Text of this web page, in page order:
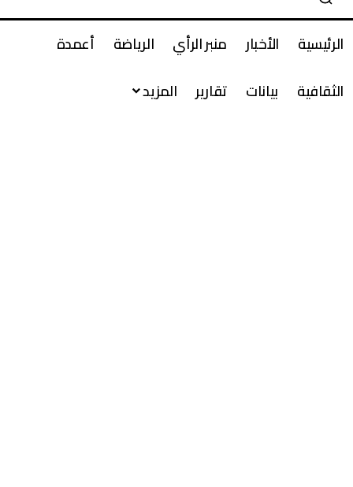
الرئيسية الأخبار منبر الرأي الرياضة
أعمدة
الثقافية
بيانات تقارير المزيد